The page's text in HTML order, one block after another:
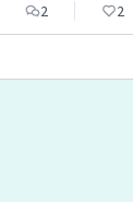
2
2